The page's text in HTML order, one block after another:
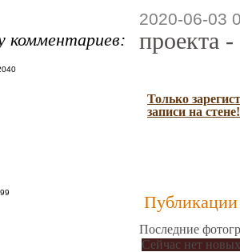
комментариев:
2020-06-03
проекта
Только
записи на стене!
Публикации
Последние
Сейчас нет